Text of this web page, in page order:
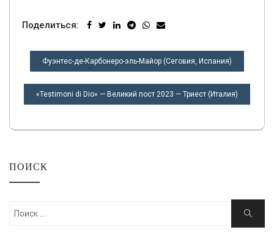
Поделиться:
НАВИГАЦИЯ
ПО
ЗАПИСЯМ
Фуэнтес-де-Карбонеро-эль-Майор (Сеговия, Испания)
«Testimoni di Dio» — Великий пост 2023 — Триест (Италия)
ПОИСК
Искать:
Поиск